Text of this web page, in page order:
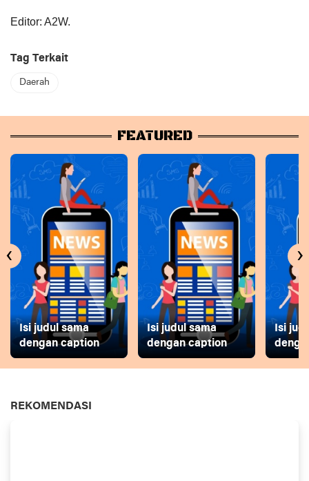
Editor: A2W.
Tag Terkait
Daerah
FEATURED
Isi judul sama
dengan caption
Isi judul sama
dengan caption
Isi
‹ ›
REKOMENDASI